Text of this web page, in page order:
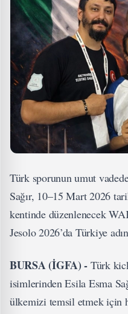
Türk sporunun umut
Sağır, 10–15 Mart 2026
kentinde düzenlenecek
Jesolo 2026’da Türkiye
BURSA (İGFA) - Türk
isimlerinden Esila Esma
ülkemizi temsil etmek için